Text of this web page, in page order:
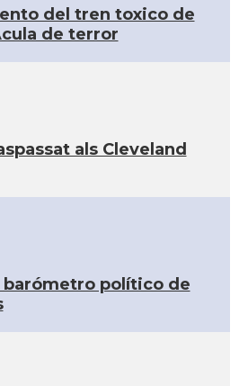
Catalans a Las Vegas
del tren toxico de
de terror
als Cleveland
barómetro polí­tico de